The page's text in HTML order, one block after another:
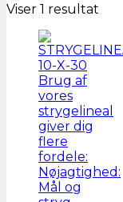
Viser 1 resultat